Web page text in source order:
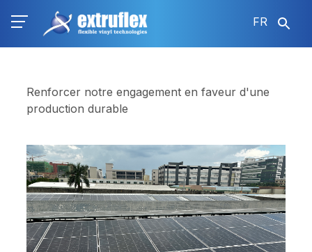
au
FR
Renforcer notre engagement en faveur d'une
production durable